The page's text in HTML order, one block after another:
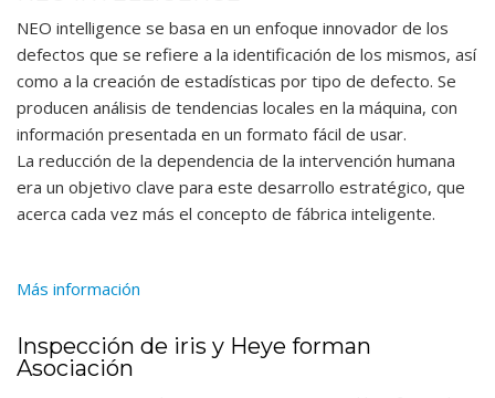
NEO intelligence se basa en un enfoque innovador de los
defectos que se refiere a la identificación de los mismos, así
como a la creación de estadísticas por tipo de defecto. Se
producen análisis de tendencias locales en la máquina, con
información presentada en un formato fácil de usar.
La reducción de la dependencia de la intervención humana
era un objetivo clave para este desarrollo estratégico, que
acerca cada vez más el concepto de fábrica inteligente.
Más información
Inspección de iris y Heye forman
Asociación